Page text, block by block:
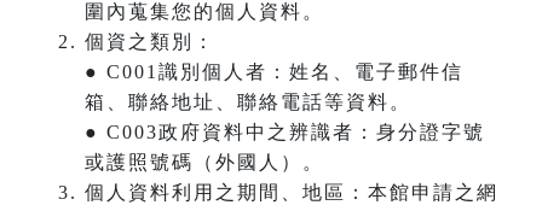
圍內蒐集您的個人資料。
個資之類別：
● C001識別個人者：姓名、電子郵件信
箱、聯絡地址、聯絡電話等資料。
● C003政府資料中之辨識者：身分證字號
或護照號碼（外國人）。
個人資料利用之期間、地區：本館申請之網